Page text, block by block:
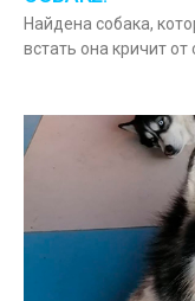
Найдена собака,
встать она кричит от